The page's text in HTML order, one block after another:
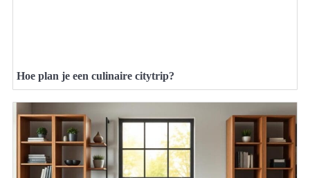
Hoe plan je een culinaire citytrip?